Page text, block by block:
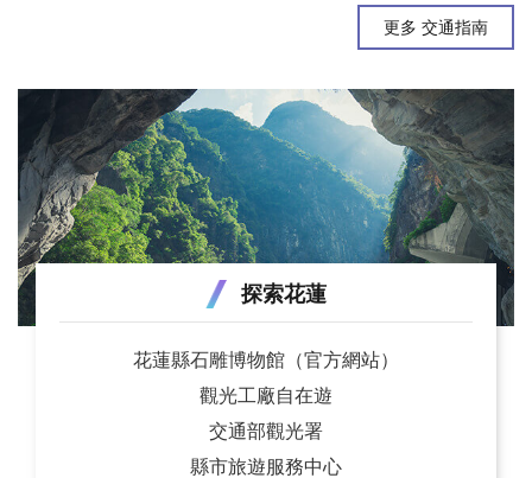
更多 交通指南
探索花蓮
花蓮縣石雕博物館（官方網站）
觀光工廠自在遊
交通部觀光署
縣市旅遊服務中心